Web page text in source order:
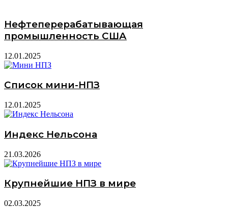
Нефтеперерабатывающая
промышленность США
12.01.2025
Список мини-НПЗ
12.01.2025
Индекс Нельсона
21.03.2026
Крупнейшие НПЗ в мире
02.03.2025